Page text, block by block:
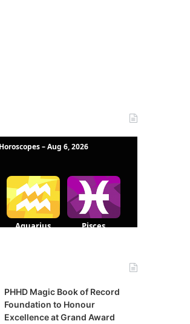
PHHD Magic Book of Record
Foundation to Honour
Excellence at Grand Award